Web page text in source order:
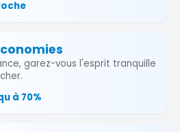
garez-vous l'esprit tranquille
à 70%